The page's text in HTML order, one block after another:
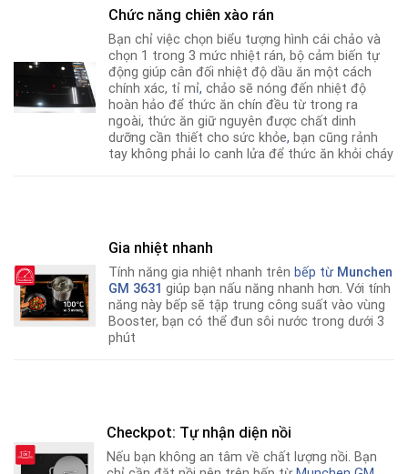
Chức năng chiên xào rán
Bạn chỉ việc chọn biểu tượng hình cái chảo và
chọn 1 trong 3 mức nhiệt rán, bộ cảm biến tự
động giúp cân đối nhiệt độ dầu ăn một cách
chính xác, tỉ mỉ, chảo sẽ nóng đến nhiệt độ
hoàn hảo để thức ăn chín đều từ trong ra
ngoài, thức ăn giữ nguyên được chất dinh
dưỡng cần thiết cho sức khỏe, bạn cũng rảnh
tay không phải lo canh lửa để thức ăn khỏi cháy
Gia nhiệt nhanh
Tính năng gia nhiệt nhanh trênbếp từ Munchen
GM 3631 giúp bạn nấu năng nhanh hơn. Với tính
năng này bếp sẽ tập trung công suất vào vùng
Booster, bạn có thể đun sôi nước trong dưới 3
phút
Checkpot: Tự nhận diện nồi
Nếu bạn không an tâm về chất lượng nồi. Bạn